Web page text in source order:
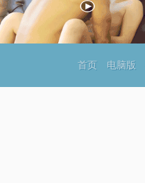
首页 电脑版